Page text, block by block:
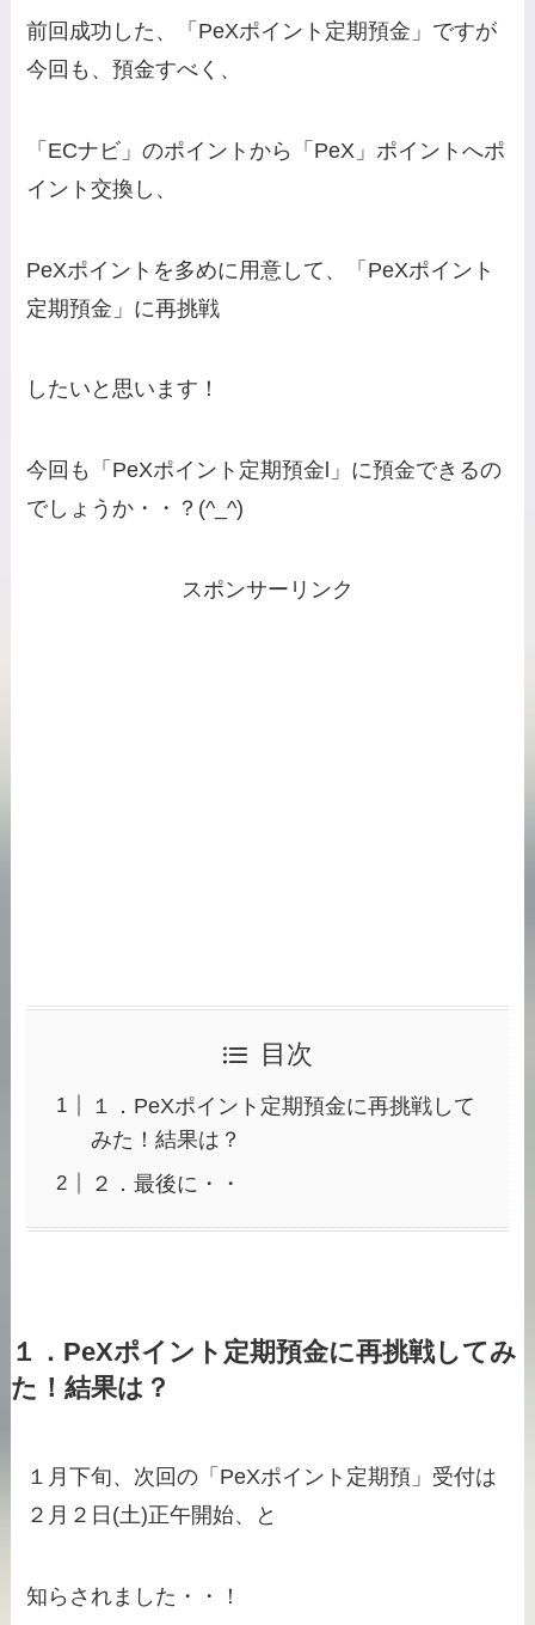
前回成功した、「PeXポイント定期預金」ですが
今回も、預金すべく、
「ECナビ」のポイントから「PeX」ポイントへポ
イント交換し、
PeXポイントを多めに用意して、「PeXポイント
定期預金」に再挑戦
したいと思います！
今回も「PeXポイント定期預金l」に預金できるの
でしょうか・・？(^_^)
スポンサーリンク
目次
１．PeXポイント定期預金に再挑戦して
みた！結果は？
２．最後に・・
１．PeXポイント定期預金に再挑戦してみ
た！結果は？
１月下旬、次回の「PeXポイント定期預」受付は
２月２日(土)正午開始、と
知らされました・・！